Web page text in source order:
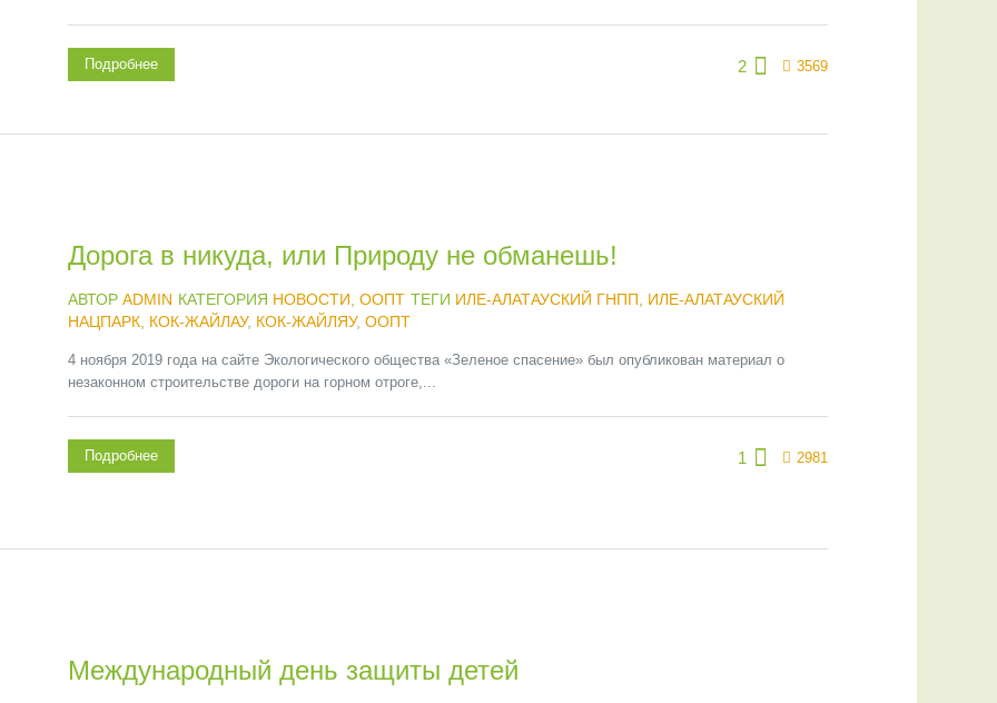
2 3569
Подробнее
Дорога в никуда, или Природу не обманешь!
АВТОР ADMIN КАТЕГОРИЯ НОВОСТИ ООПТ ТЕГИ ИЛЕ-АЛАТАУСКИЙ ГНПП
ИЛЕ-АЛАТАУСКИЙ
НАЦПАРК, КОК-ЖАЙЛАУ, КОК-ЖАЙЛЯУ, ООПТ
4 ноября 2019 года на сайте Экологического общества «Зеленое спасение» был опубликован материал о
незаконном строительстве дороги на горном отроге,...
1 2981
Подробнее
Международный день защиты детей